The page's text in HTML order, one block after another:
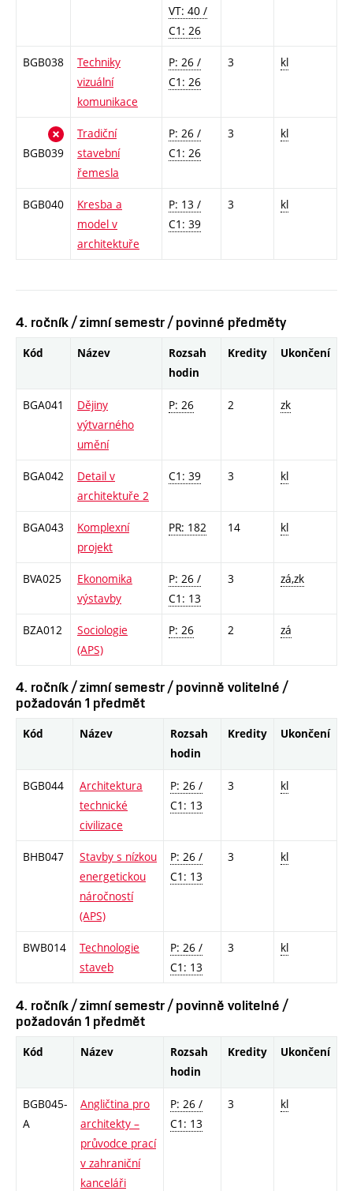
VT: 40 /
C1: 26
BGB038
Techniky
vizuální
komunikace
P: 26 /
C1: 26
3 kl
BGB039
Tradiční
stavební
řemesla
P: 26 /
C1: 26
3 kl
BGB040
Kresba a
model v
architektuře
P: 13 /
C1: 39
3 kl
4. ročník / zimní semestr / povinné předměty
Kód Název
Rozsah
hodin
Kredity Ukončení
BGA041
Dějiny
výtvarného
umění
P: 26 2 zk
BGA042
Detail v
architektuře 2
C1: 39 3 kl
BGA043
Komplexní
projekt
PR: 182 14 kl
BVA025
Ekonomika
výstavby
P: 26 /
C1: 13
3 zá,zk
BZA012
Sociologie
(APS)
P: 26 2 zá
4. ročník / zimní semestr / povinně volitelné /
požadován 1 předmět
Kód Název
Rozsah
hodin
Kredity Ukončení
BGB044
Architektura
technické
civilizace
P: 26 /
C1: 13
3 kl
BHB047
Stavby s nízkou
energetickou
náročností
(APS)
P: 26 /
C1: 13
3 kl
BWB014
Technologie
staveb
P: 26 /
C1: 13
3 kl
4. ročník / zimní semestr / povinně volitelné /
požadován 1 předmět
Kód Název
Rozsah
hodin
Kredity Ukončení
BGB045-
A
Angličtina pro
architekty –
průvodce prací
v zahraniční
kanceláři
P: 26 /
C1: 13
3 kl